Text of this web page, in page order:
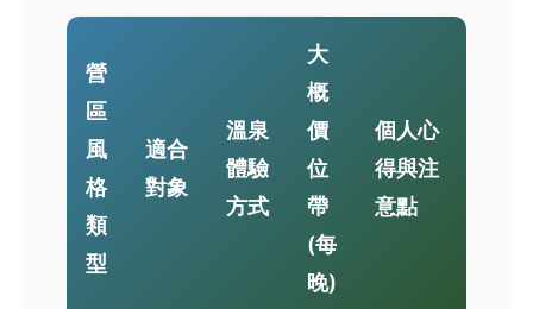
營
區
風
格
類
型
適合
對象
溫泉
體驗
方式
大
概
價
位
帶
(每
晚)
個人心
得與注
意點